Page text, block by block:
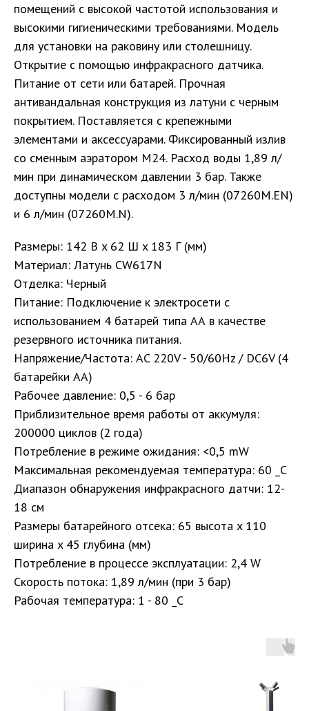
помещений с высокой частотой использования и
высокими гигиеническими требованиями. Модель
для установки на раковину или столешницу.
Открытие с помощью инфракрасного датчика.
Питание от сети или батарей. Прочная
антивандальная конструкция из латуни с черным
покрытием. Поставляется с крепежными
элементами и аксессуарами. Фиксированный излив
со сменным аэратором M24. Расход воды 1,89 л/
мин при динамическом давлении 3 бар. Также
доступны модели с расходом 3 л/мин (07260M.EN)
и 6 л/мин (07260M.N).
Размеры: 142 В x 62 Ш x 183 Г (мм)
Материал: Латунь CW617N
Отделка: Черный
Питание: Подключение к электросети с
использованием 4 батарей типа АА в качестве
резервного источника питания.
Напряжение/Частота: AC 220V - 50/60Hz / DC6V (4
батарейки AA)
Рабочее давление: 0,5 - 6 бар
Приблизительное время работы от аккумуля:
200000 циклов (2 года)
Потребление в режиме ожидания: <0,5 mW
Максимальная рекомендуемая температура: 60 _C
Диапазон обнаружения инфракрасного датчи: 12-
18 см
Размеры батарейного отсека: 65 высота x 110
ширина x 45 глубина (мм)
Потребление в процессе эксплуатации: 2,4 W
Скорость потока: 1,89 л/мин (при 3 бар)
Рабочая температура: 1 - 80 _C
пн-пт 9-18; сб, вс - выходные дни